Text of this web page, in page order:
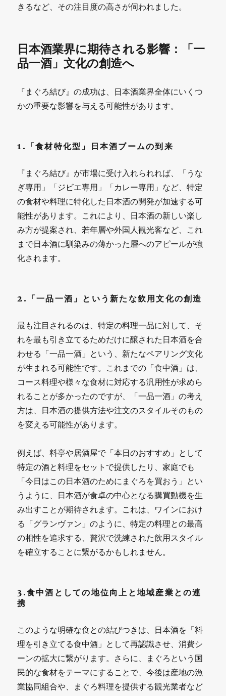
きるなど、その注目度の高さが伺われました。
日本酒業界に期待される影響：「一
品一酒」文化の創造へ
『まぐろ結び』の成功は、日本酒業界全体にいくつ
かの重要な影響を与える可能性があります。
1.「食材特化型」日本酒ブームの到来
『まぐろ結び』が市場に受け入れられれば、「うな
ぎ専用」「ジビエ専用」「カレー専用」など、特定
の食材や料理に特化した日本酒の開発が加速する可
能性があります。これにより、日本酒の新しい楽し
み方が提案され、若年層や外国人観光客など、これ
まで日本酒に馴染みの薄かった層へのアピールが強
化されます。
2.「一品一酒」という新たな飲用文化の創造
最も注目されるのは、特定の料理一品に対して、そ
れを最も引き立てるためだけに醸された日本酒を合
わせる「一品一酒」という、新たなペアリング文化
が生まれる可能性です。これまでの「食中酒」は、
コース料理や様々な食材に対応する汎用性が求めら
れることが多かったのですが、「一品一酒」の考え
方は、日本酒の提供方法や注文のスタイルそのもの
を変える可能性があります。
例えば、料亭や居酒屋で「本日のおすすめ」として
特定の酒と料理をセットで提供したり、家庭でも
「今日はこの日本酒のためにまぐろを買おう」とい
うように、日本酒が食卓の中心となる購買動機を生
み出すことが期待されます。これは、ワインにおけ
る「グランヴァン」のように、特定の料理との最高
の相性を追求する、贅沢で洗練された飲用スタイル
を確立することに繋がるかもしれません。
3.食中酒としての地位向上と地域産業との連
携
このような明確な食との結びつきは、日本酒を「料
理を引き立てる食中酒」として再認識させ、消費シ
ーンの拡大に繋がります。さらに、まぐろという国
民的な食材をテーマにすることで、今後は産地の漁
業協同組合や、まぐろ料理を提供する観光業者など